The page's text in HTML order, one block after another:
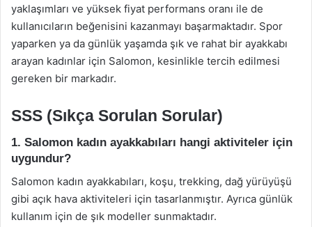
yaklaşımları ve yüksek fiyat performans oranı ile de
kullanıcıların beğenisini kazanmayı başarmaktadır. Spor
yaparken ya da günlük yaşamda şık ve rahat bir ayakkabı
arayan kadınlar için Salomon, kesinlikle tercih edilmesi
gereken bir markadır.
SSS (Sıkça Sorulan Sorular)
1. Salomon kadın ayakkabıları hangi aktiviteler için
uygundur?
Salomon kadın ayakkabıları, koşu, trekking, dağ yürüyüşü
gibi açık hava aktiviteleri için tasarlanmıştır. Ayrıca günlük
kullanım için de şık modeller sunmaktadır.